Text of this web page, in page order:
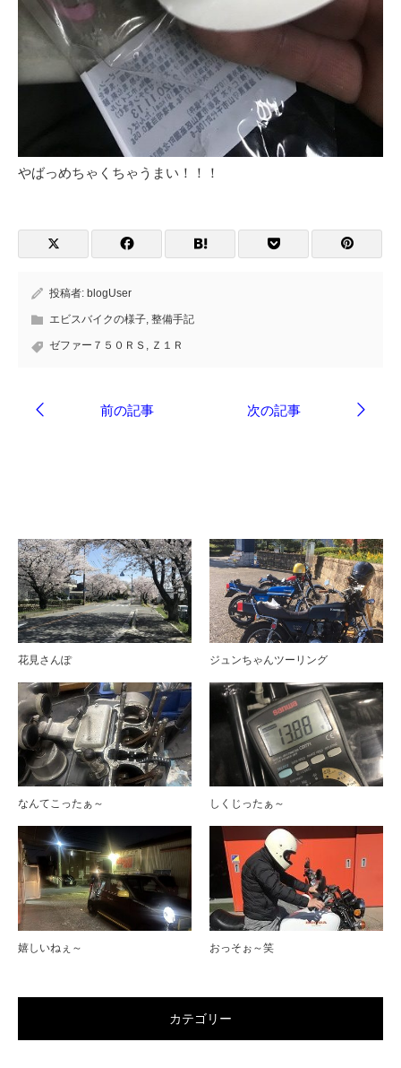
やばっめちゃくちゃうまい！！！
投稿者: blogUser
エビスバイクの様子 整備手記
ゼファー７５０ＲＳ Ｚ１Ｒ
花見さんぽ ジュンちゃんツーリング
なんてこったぁ～ しくじったぁ～
嬉しいねぇ～ おっそぉ～笑
カテゴリー